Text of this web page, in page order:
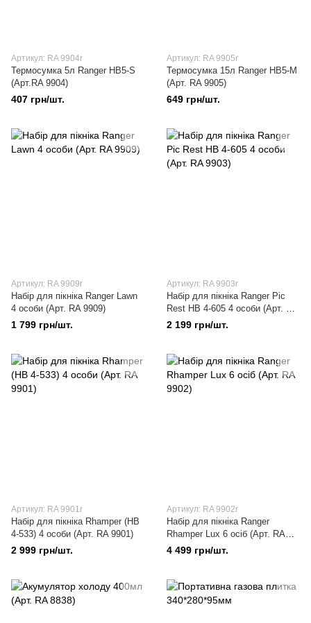
Артикул: RA 9904r
Термосумка 5л Ranger HB5-S
(Арт.RA 9904)
407 грн/шт.
Артикул: RA 9905r
Термосумка 15л Ranger HB5-M
(Арт. RA 9905)
649 грн/шт.
Артикул: RA 9909r
Набір для пікніка Ranger Lawn
4 особи (Арт. RA 9909)
1 799 грн/шт.
Артикул: RA 9903r
Набір для пікніка Ranger Pic
Rest НВ 4-605 4 особи (Арт. RA
9903)
2 199 грн/шт.
Артикул: RA 9901r
Набір для пікніка Rhamper (НВ
4-533) 4 особи (Арт. RA 9901)
2 999 грн/шт.
Артикул: RA 9902r
Набір для пікніка Ranger
Rhamper Lux 6 осіб (Арт. RA
9902)
4 499 грн/шт.